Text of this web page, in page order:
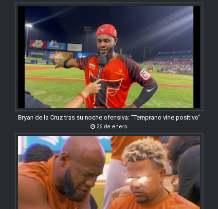
Bryan de la Cruz tras su noche ofensiva: “Temprano vine positivo”
26 de enero